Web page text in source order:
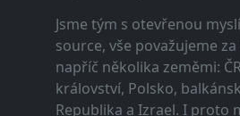
Jsme tým s otevřenou
source, vše považujeme
napříč několika zeměmi:
království, Polsko,
Republika a Izrael. I proto